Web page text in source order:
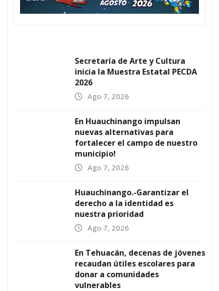
Secretaría de Arte y Cultura
inicia la Muestra Estatal PECDA
2026
Ago 7, 2026
En Huauchinango impulsan
nuevas alternativas para
fortalecer el campo de nuestro
municipio!
Ago 7, 2026
Huauchinango.-Garantizar el
derecho a la identidad es
nuestra prioridad
Ago 7, 2026
En Tehuacán, decenas de jóvenes
recaudan útiles escolares para
donar a comunidades
vulnerables